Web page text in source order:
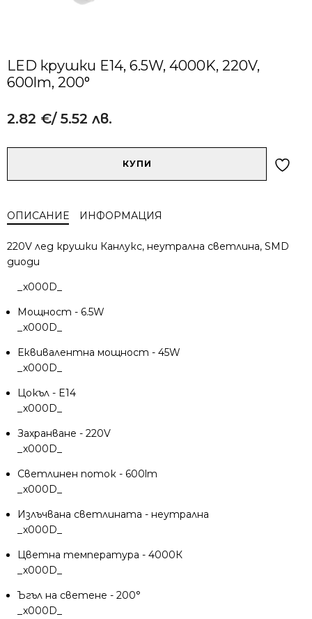
LED крушки E14, 6.5W, 4000K, 220V,
600lm, 200°
2.82 €/ 5.52 лв.
E14,
4000K,
220V,
200°
КУПИ
ОПИСАНИЕ ИНФОРМАЦИЯ
220V лед крушки Канлукс, неутрална светлина, SMD
диоди
_x000D_
Мощност - 6.5W
_x000D_
Еквивалентна мощност - 45W
_x000D_
Цокъл - E14
_x000D_
Захранване - 220V
_x000D_
Светлинен поток - 600lm
_x000D_
Излъчвана светлината - неутрална
_x000D_
Цветна температура - 4000К
_x000D_
Ъгъл на светене - 200°
_x000D_